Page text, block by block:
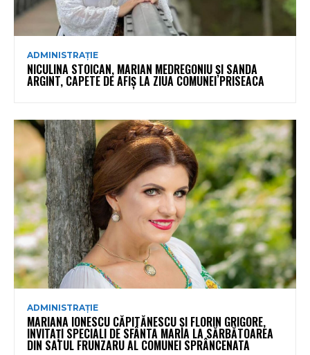
ADMINISTRAȚIE
NICULINA STOICAN, MARIAN MEDREGONIU ȘI SANDA
ARGINT, CAPETE DE AFIȘ LA ZIUA COMUNEI PRISEACA
ADMINISTRAȚIE
MARIANA IONESCU CĂPITĂNESCU ȘI FLORIN GRIGORE,
INVITAȚI SPECIALI DE SFÂNTA MARIA LA SĂRBĂTOAREA
DIN SATUL FRUNZARU AL COMUNEI SPRÂNCENATA